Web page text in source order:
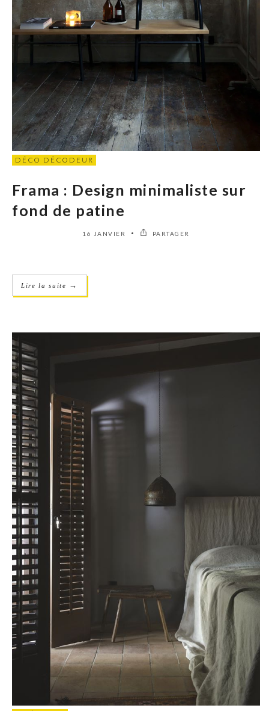
DÉCO DÉCODEUR
Frama : Design minimaliste sur
fond de patine
16 JANVIER PARTAGER
Lire la suite →